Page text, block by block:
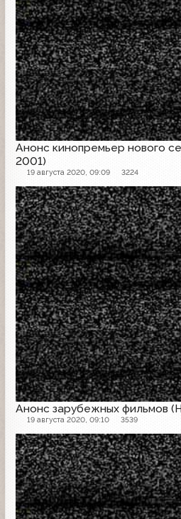
Анонс кинопремьер нового
2001)
19 августа 2020, 09:09 3224
Анонс зарубежных фильмов
19 августа 2020, 09:10 3539
Анонс
Анонс